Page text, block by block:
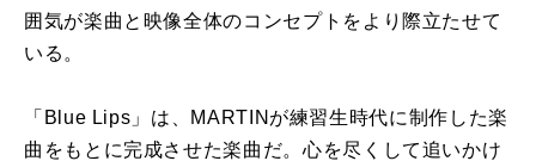
囲気が楽曲と映像全体のコンセプトをより際立たせて
いる。
「Blue Lips」は、MARTINが練習生時代に制作した楽
曲をもとに完成させた楽曲だ。心を尽くして追いかけ